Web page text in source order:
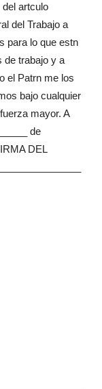
artculo
del Trabajo a
para lo que estn
de trabajo y a
el Patrn me los
bajo cualquier
mayor. A
de
DEL